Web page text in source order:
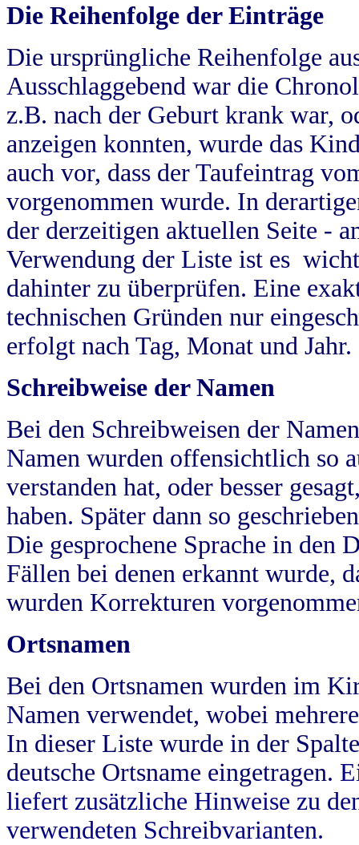
Die Reihenfolge der Einträge
Die ursprüngliche Reihenfolge
Ausschlaggebend war die
z.B. nach der Geburt krank war,
anzeigen konnten, wurde das
auch vor, dass der Taufeintrag
vorgenommen wurde. In
der derzeitigen aktuellen Seite -
Verwendung der Liste ist es
dahinter zu überprüfen. Eine
technischen Gründen nur
erfolgt nach Tag, Monat und Jahr.
Schreibweise der Namen
Bei den Schreibweisen der
Namen wurden offensichtlich so
verstanden hat, oder besser
haben. Später dann so
Die gesprochene Sprache in
Fällen bei denen erkannt wurde,
wurden Korrekturen
Ortsnamen
Bei den Ortsnamen wurden im
Namen verwendet, wobei
In dieser Liste wurde in der
deutsche Ortsname eingetragen.
liefert zusätzliche Hinweise zu
verwendeten Schreibvarianten.